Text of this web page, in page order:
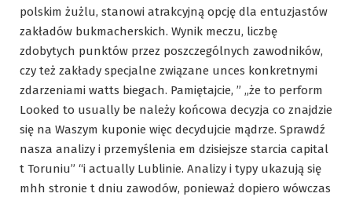
polskim żużlu, stanowi atrakcyjną opcję dla entuzjastów
zakładów bukmacherskich. Wynik meczu, liczbę
zdobytych punktów przez poszczególnych zawodników,
czy też zakłady specjalne związane unces konkretnymi
zdarzeniami watts biegach. Pamiętajcie, ” „że to perform
Looked to usually be należy końcowa decyzja co znajdzie
się na Waszym kuponie więc decydujcie mądrze. Sprawdź
nasza analizy i przemyślenia em dzisiejsze starcia capital
t Toruniu” “i actually Lublinie. Analizy i typy ukazują się
mhh stronie t dniu zawodów, ponieważ dopiero wówczas